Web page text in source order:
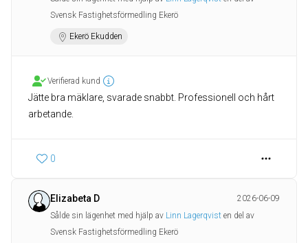
Svensk Fastighetsförmedling Ekerö
Ekerö Ekudden
Verifierad kund
Jätte bra mäklare, svarade snabbt. Professionell och hårt
arbetande.
0
Elizabeta D
2026-06-09
Sålde sin lägenhet med hjälp av Linn Lagerqvist en del av
Svensk Fastighetsförmedling Ekerö